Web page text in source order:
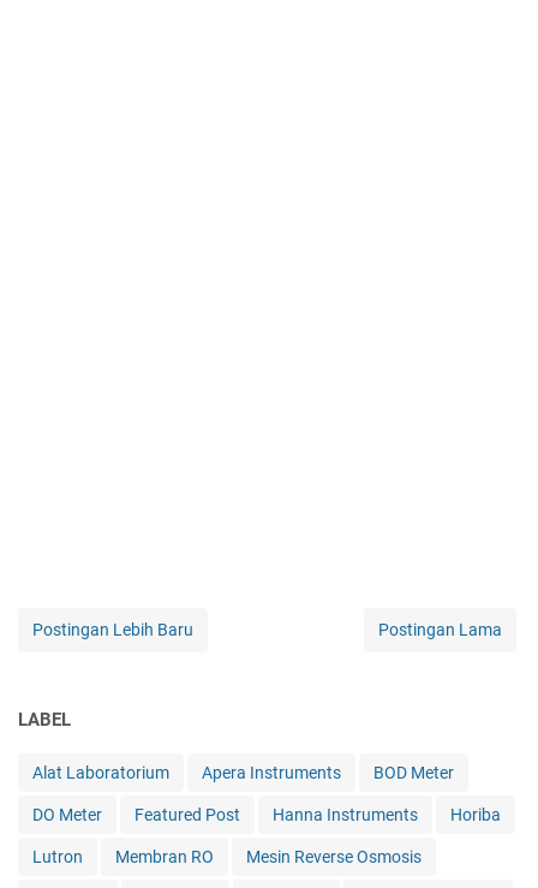
Postingan Lebih Baru Postingan Lama
LABEL
Alat Laboratorium Apera Instruments BOD Meter
DO Meter Featured Post Hanna Instruments Horiba
Lutron Membran RO Mesin Reverse Osmosis